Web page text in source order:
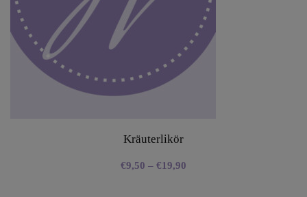
Kräuterlikör
€9,50 – €19,90